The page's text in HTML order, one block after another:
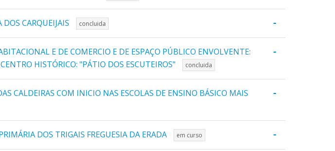
-
CARQUEIJAIS concluida
-
E DE COMERCIO E DE ESPAÇO PÚBLICO ENVOLVENTE:
HISTÓRICO: "PÁTIO DOS ESCUTEIROS"
concluida
-
CALDEIRAS COM INICIO NAS ESCOLAS DE ENSINO BÁSICO MAIS
-
DOS TRIGAIS FREGUESIA DA ERADA em curso